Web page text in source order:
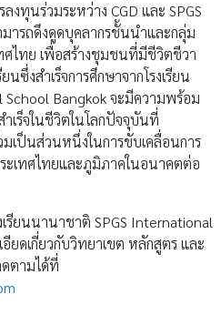
งทุนร่วมระหว่าง CGD และ SPGS
ารถดึงดูดบุคลากรชั้นนำและกลุ่ม
ไทย เพื่อสร้างชุมชนที่มีชีวิตชีวา
ซึ่งสำเร็จการศึกษาจากโรงเรียน
Bangkok จะมีความพร้อม
เร็จในชีวิตในโลกปัจจุบันที่
มเป็นส่วนหนึ่งในการขับเคลื่อนการ
เทศไทยและภูมิภาคในอนาคตต่อ
รียนนานาชาติ SPGS International
ยดเกี่ยวกับวิทยาเขต หลักสูตร และ
ตามได้ที่